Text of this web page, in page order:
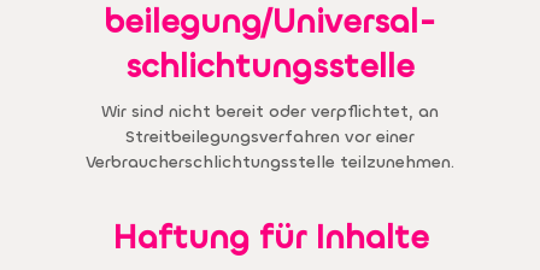
beilegung/Universal­
schlichtungs­stelle
Wir sind nicht bereit oder verpflichtet, an
Streitbeilegungsverfahren vor einer
Verbraucherschlichtungsstelle teilzunehmen.
Haftung für Inhalte